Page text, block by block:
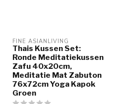
FINE ASIANLIVING
Thais Kussen Set:
Ronde Meditatiekussen
Zafu 40x20cm,
Meditatie Mat Zabuton
76x72cm Yoga Kapok
Groen